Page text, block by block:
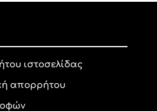
ιστοσελίδας
απορρήτου